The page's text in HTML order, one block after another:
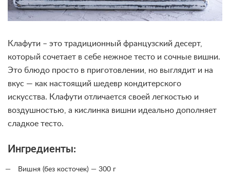
Клафути – это традиционный французский десерт,
который сочетает в себе нежное тесто и сочные вишни.
Это блюдо просто в приготовлении, но выглядит и на
вкус — как настоящий шедевр кондитерского
искусства. Клафути отличается своей легкостью и
воздушностью, а кислинка вишни идеально дополняет
сладкое тесто.
Ингредиенты:
Вишня (без косточек) — 300 г